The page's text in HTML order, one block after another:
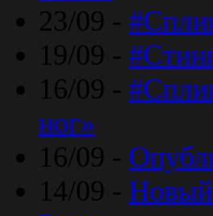
23/09 -
19/09 -
16/09 -
ног»
16/09 -
14/09 - Новый